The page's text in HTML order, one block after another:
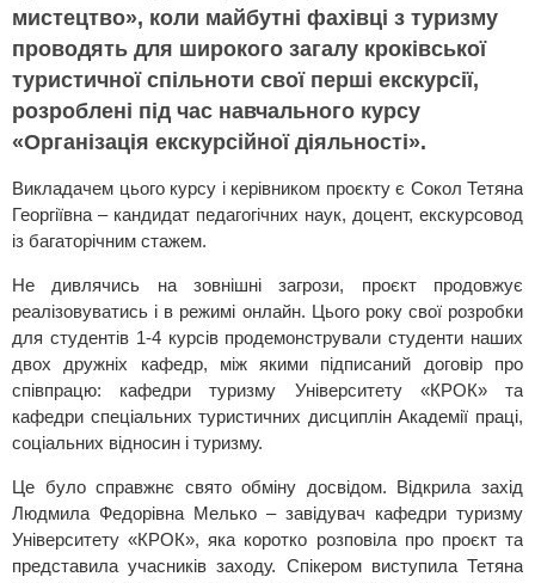
мистецтво», коли майбутні фахівці з туризму
проводять для широкого загалу кроківської
туристичної спільноти свої перші екскурсії,
розроблені під час навчального курсу
«Організація екскурсійної діяльності».
Викладачем цього курсу і керівником проєкту є Сокол Тетяна
Георгіївна – кандидат педагогічних наук, доцент, екскурсовод
із багаторічним стажем.
Не дивлячись на зовнішні загрози, проєкт продовжує
реалізовуватись і в режимі онлайн. Цього року свої розробки
для студентів 1-4 курсів продемонстрували студенти наших
двох дружніх кафедр, між якими підписаний договір про
співпрацю: кафедри туризму Університету «КРОК» та
кафедри спеціальних туристичних дисциплін Академії праці,
соціальних відносин і туризму.
Це було справжнє свято обміну досвідом. Відкрила захід
Людмила Федорівна Мелько – завідувач кафедри туризму
Університету «КРОК», яка коротко розповіла про проєкт та
представила учасників заходу. Спікером виступила Тетяна